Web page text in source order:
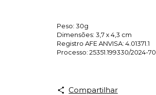
Peso: 30g
Dimensões: 3,7 x 4,3 cm
Registro AFE ANVISA: 4.01371.1
Processo: 25351.199330/2024-70
Compartilhar